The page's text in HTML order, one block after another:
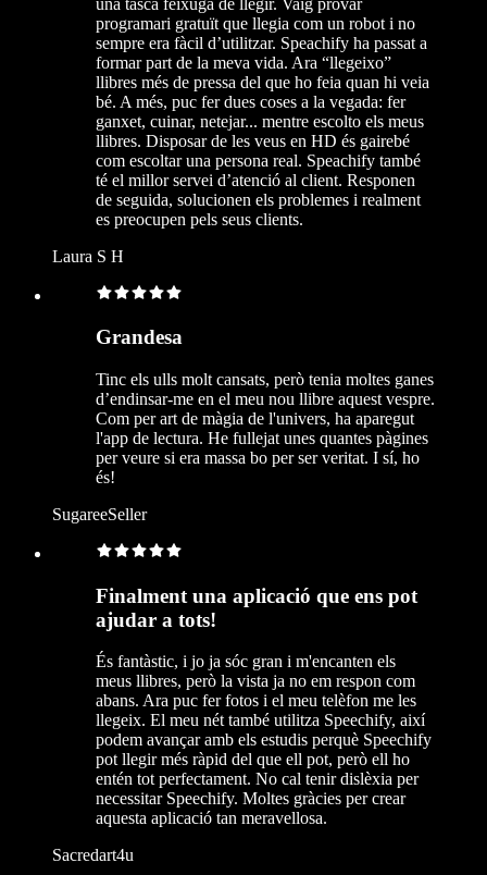
programari gratuït que llegia com un robot i no
sempre era fàcil d’utilitzar. Speachify ha passat a
formar part de la meva vida. Ara “llegeixo”
llibres més de pressa del que ho feia quan hi veia
bé. A més, puc fer dues coses a la vegada: fer
ganxet, cuinar, netejar... mentre escolto els meus
llibres. Disposar de les veus en HD és gairebé
com escoltar una persona real. Speachify també
té el millor servei d’atenció al client. Responen
de seguida, solucionen els problemes i realment
es preocupen pels seus clients.
Laura S H
Grandesa
Tinc els ulls molt cansats, però tenia moltes ganes
d’endinsar-me en el meu nou llibre aquest vespre.
Com per art de màgia de l'univers, ha aparegut
l'app de lectura. He fullejat unes quantes pàgines
per veure si era massa bo per ser veritat. I sí, ho
és!
SugareeSeller
Finalment una aplicació que ens pot
ajudar a tots!
És fantàstic, i jo ja sóc gran i m'encanten els
meus llibres, però la vista ja no em respon com
abans. Ara puc fer fotos i el meu telèfon me les
llegeix. El meu nét també utilitza Speechify, així
podem avançar amb els estudis perquè Speechify
pot llegir més ràpid del que ell pot, però ell ho
entén tot perfectament. No cal tenir dislèxia per
necessitar Speechify. Moltes gràcies per crear
aquesta aplicació tan meravellosa.
Sacredart4u